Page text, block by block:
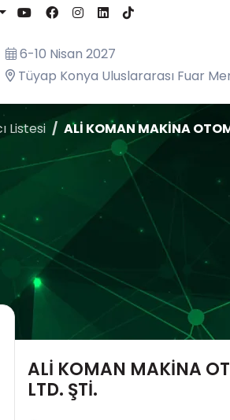
6-10 Nisan 2027
Tüyap Konya Uluslararası Fuar
Listesi ALİ KOMAN MAKİNA
ALİ KOMAN MAKİNA
LTD. ŞTİ.